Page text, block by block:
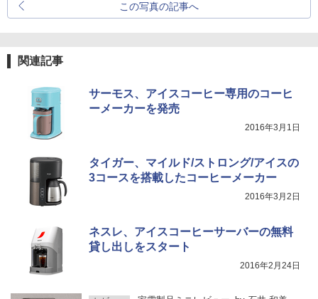
この写真の記事へ
関連記事
サーモス、アイスコーヒー専用のコーヒ
ーメーカーを発売
2016年3月1日
タイガー、マイルド/ストロング/アイスの
3コースを搭載したコーヒーメーカー
2016年3月2日
ネスレ、アイスコーヒーサーバーの無料
貸し出しをスタート
2016年2月24日